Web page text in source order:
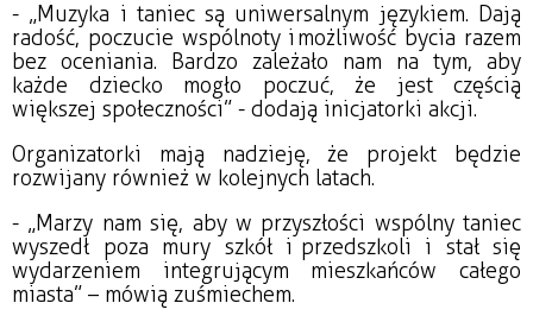
- „Muzyka i taniec są uniwersalnym językiem. Dają
radość, poczucie wspólnoty i możliwość bycia razem
bez oceniania. Bardzo zależało nam na tym, aby
każde dziecko mogło poczuć, że jest częścią
większej społeczności” - dodają inicjatorki akcji.
Organizatorki mają nadzieję, że projekt będzie
rozwijany również w kolejnych latach.
- „Marzy nam się, aby w przyszłości wspólny taniec
wyszedł poza mury szkół i przedszkoli i stał się
wydarzeniem integrującym mieszkańców całego
miasta” – mówią z uśmiechem.